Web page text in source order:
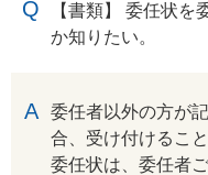
【書類】 委任状
か知りたい。
委任者以外の方が
合、受け付けるこ
委任状は、委任者